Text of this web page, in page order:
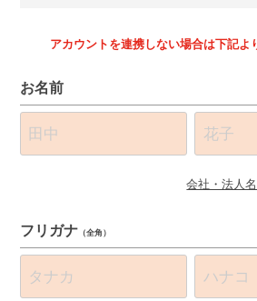
アカウントを連携しない場合は下記よ
お名前
会社・法人
フリガナ （全角）